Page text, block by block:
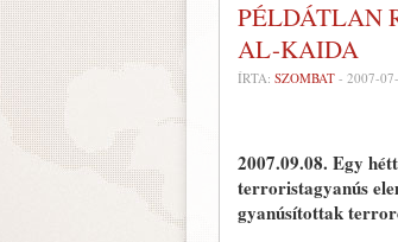
PÉLDÁTLAN
AL-KAIDA
ÍRTA: SZOMBAT - 2007-
2007.09.08. Egy
terroristagyanús
gyanúsítottak